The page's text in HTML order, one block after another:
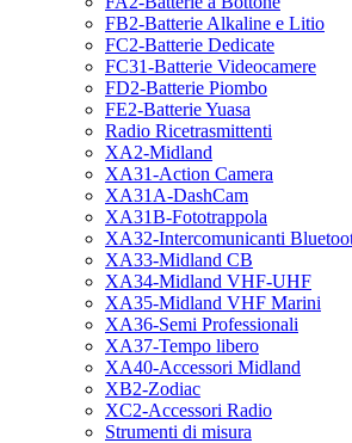
FB2-Batterie Alkaline e Litio
FC2-Batterie Dedicate
FC31-Batterie Videocamere
FD2-Batterie Piombo
FE2-Batterie Yuasa
Radio Ricetrasmittenti
XA2-Midland
XA31-Action Camera
XA31A-DashCam
XA31B-Fototrappola
XA32-Intercomunicanti
XA33-Midland CB
XA34-Midland VHF-UHF
XA35-Midland VHF Marini
XA36-Semi Professionali
XA37-Tempo libero
XA40-Accessori Midland
XB2-Zodiac
XC2-Accessori Radio
Strumenti di misura